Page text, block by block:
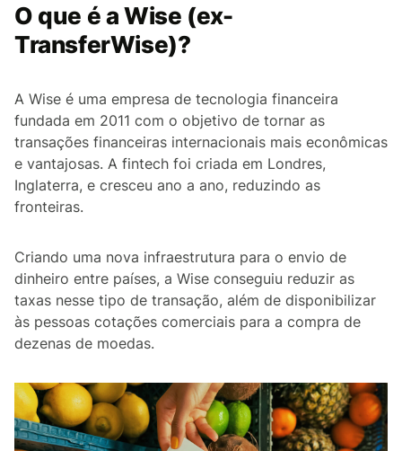
O que é a Wise (ex-
TransferWise)?
A Wise é uma empresa de tecnologia financeira
fundada em 2011 com o objetivo de tornar as
transações financeiras internacionais mais econômicas
e vantajosas. A fintech foi criada em Londres,
Inglaterra, e cresceu ano a ano, reduzindo as
fronteiras.
Criando uma nova infraestrutura para o envio de
dinheiro entre países, a Wise conseguiu reduzir as
taxas nesse tipo de transação, além de disponibilizar
às pessoas cotações comerciais para a compra de
dezenas de moedas.